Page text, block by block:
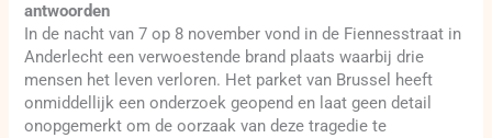
antwoorden
In de nacht van 7 op 8 november vond in de Fiennesstraat in
Anderlecht een verwoestende brand plaats waarbij drie
mensen het leven verloren. Het parket van Brussel heeft
onmiddellijk een onderzoek geopend en laat geen detail
onopgemerkt om de oorzaak van deze tragedie te